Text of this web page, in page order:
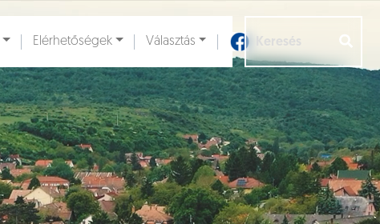
Elérhetőségek Választás
Aloldalak []